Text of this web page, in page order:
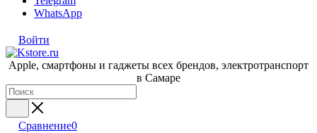
WhatsApp
Войти
Apple, cмартфоны и гаджеты всех брендов, электротранспорт
в Самаре
Сравнение0